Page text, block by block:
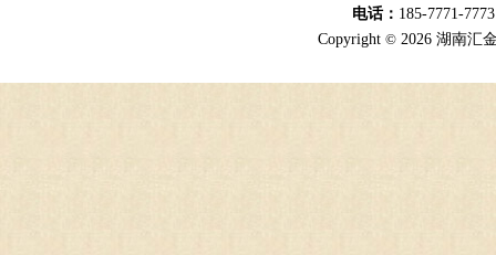
电话： 185-7771-
Copyright © 2026 湖南汇